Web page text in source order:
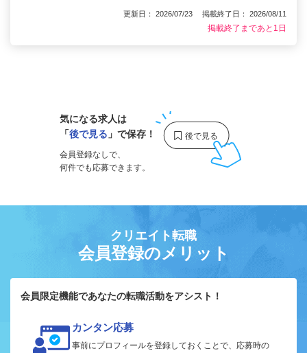
更新日： 2026/07/23 掲載終了日： 2026/08/11
掲載終了まであと1日
気になる求人は
「後で見る 」で保存！
会員登録なしで、
何件でも応募できます。
クリエイト転職
会員登録のメリット
会員限定機能であなたの転職活動をアシスト！
カンタン応募
事前にプロフィールを登録しておくことで、応募時の